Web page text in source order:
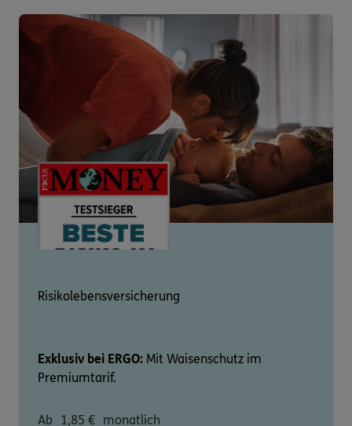
Risikolebensversicherung
Exklusiv bei ERGO: Mit Waisenschutz im
Premiumtarif.
Ab 1,85 € monatlich